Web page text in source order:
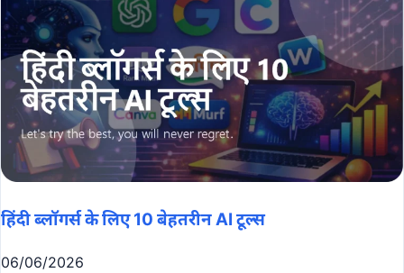
हिंदी ब्लॉगर्स के लिए 10 बेहतरीन AI टूल्स
06/06/2026